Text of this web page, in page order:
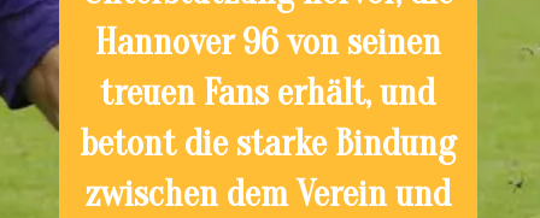
Hannover 96 von seinen
treuen Fans erhält, und
betont die starke Bindung
zwischen dem Verein und